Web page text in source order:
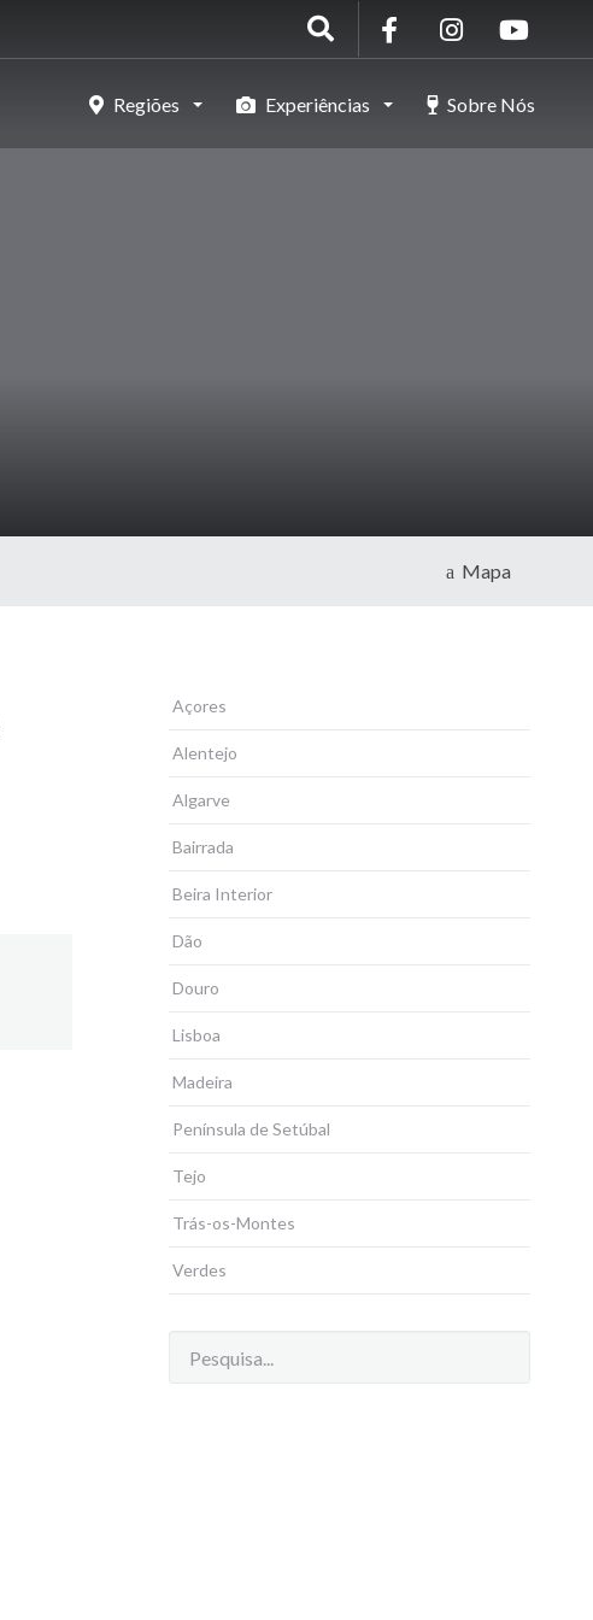
Regiões Experiências Sobre Nós
Mapa
Açores
Alentejo
Algarve
Bairrada
Beira Interior
Dão
Douro
Lisboa
Madeira
Península de Setúbal
Tejo
Trás-os-Montes
Verdes